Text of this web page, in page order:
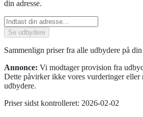
din adresse.
Se udbydere
Sammenlign priser fra alle udbydere på din
Annonce: Vi modtager provision fra
Dette påvirker ikke vores vurderinger
udbydere.
Priser sidst kontrolleret: 2026-02-02